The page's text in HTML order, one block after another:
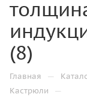
(8)
Главная —
Кастрюли —